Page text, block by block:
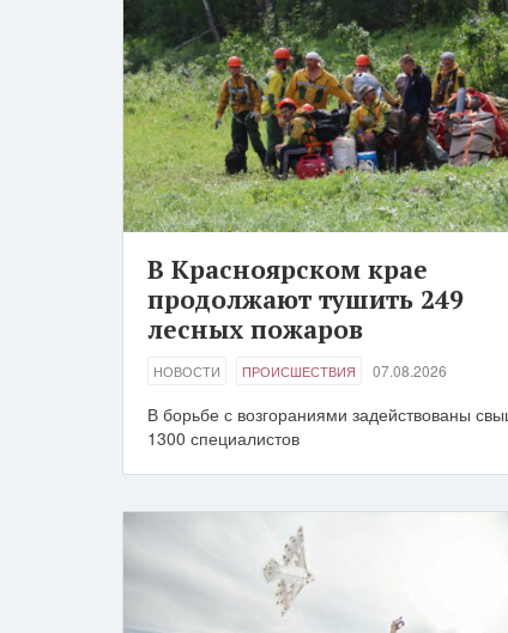
В Красноярском крае
продолжают тушить 249
лесных пожаров
НОВОСТИ ПРОИСШЕСТВИЯ 07.08.2026
В борьбе с возгораниями задействованы
1300 специалистов